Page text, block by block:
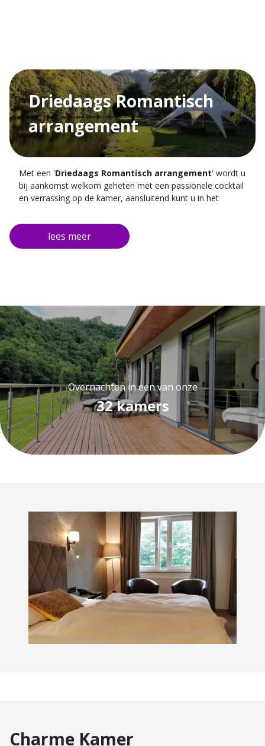
het hotel.
Driedaags Romantisch
arrangement
Met een 'Driedaags Romantisch arrangement' wordt u
bij aankomst welkom geheten met een passionele cocktail
en verrassing op de kamer, aansluitend kunt u in het
inclusief een bijpassende fles wijn. Na een heerlijke nacht
slapen in één van onze kamer, staat er een uitgebreid
ontbijt voor u klaar.
uiteraard weer een uitgebreid ontbijt voor u klaar waarbij u
heerlijk kunt nagenieten van het romantische weekend.
Tijdens uw verblijf kunt u tevens gratis gebruik maken van
de wellness faciliteiten tussen 16.00 en 20.00 uur én gratis
parkeren bij het hotel.
Overnachten in een van onze
32 kamers
Charme Kamer